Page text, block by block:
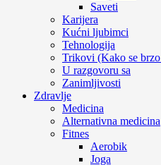
Saveti
Karijera
Kućni ljubimci
Tehnologija
Trikovi (Kako se
U razgovoru sa
Zanimljivosti
Zdravlje
Medicina
Alternativna medicina
Fitnes
Aerobik
Joga